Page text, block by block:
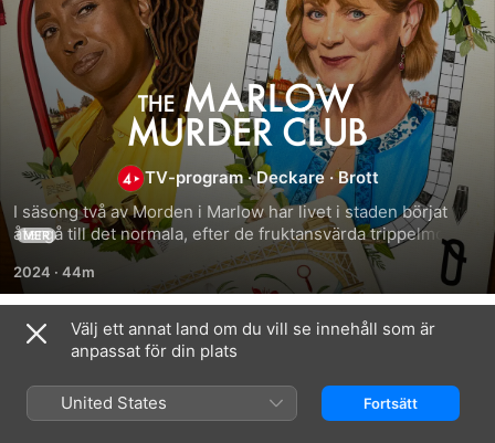
Morden
i
Marlow
TV-program ·Deckare ·Brott
I säsong två av Morden i Marlow har livet i staden börjat
återgå till det normala, efter de fruktansvärda trippelmorden
som skakade samhället. När en ny våg av mystiska
händelser drabbar invånarna kallar polisen in den
pensionerade arkeologen Judith Potts, prästhustrun Becks
Starling och hundrastaren Suzie Harris för att lösa fallen.
MER
2024 · 44m
Säsong 1
Välj ett annat land om du vill se innehåll som är
anpassat för din plats
United States Fortsätt